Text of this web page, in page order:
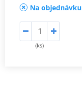
Na objednávku
(ks)